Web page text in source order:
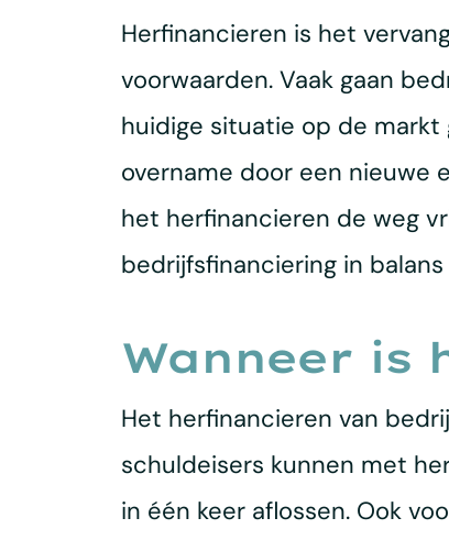
Herfinancieren is het
voorwaarden. Vaak gaan
huidige situatie op de markt
overname door een nieuwe
het herfinancieren de weg
bedrijfsfinanciering in
Wanneer is
Het herfinancieren van
schuldeisers kunnen met
in één keer aflossen. Ook